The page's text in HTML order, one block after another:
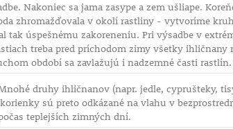
Nakoniec sa jama zasype a zem ušliape.
zhromažďovala v okolí rastliny - vytvoríme
úspešnému zakoreneniu. Pri výsadbe v
treba pred príchodom zimy všetky ihličnany
období sa zavlažujú i nadzemné časti rastlín.
druhy ihličnanov (napr. jedle, cyprušteky,
sú preto odkázané na vlahu v
teplejších zimných dní.